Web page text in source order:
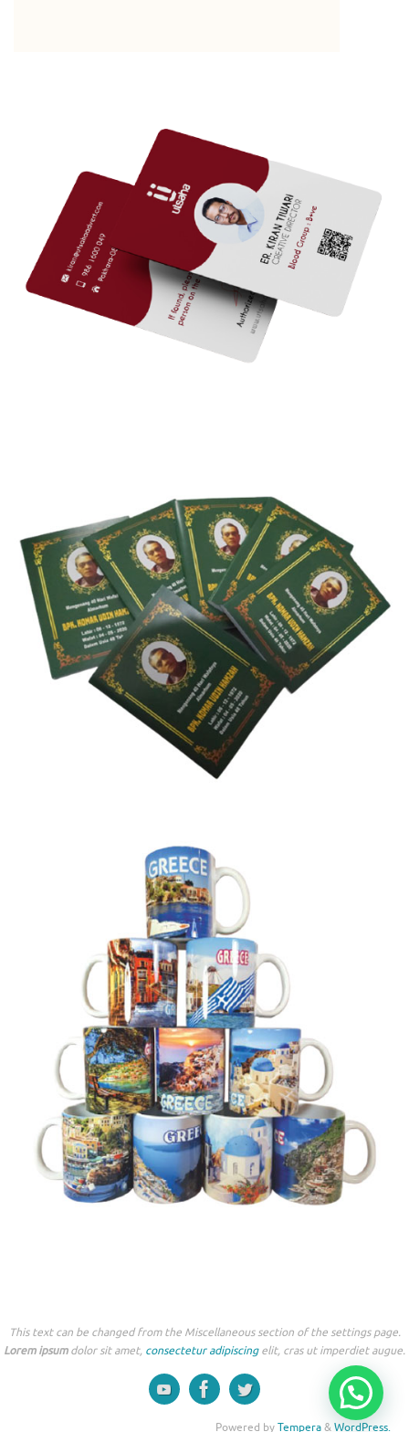
This text can be changed from the Miscellaneous section of the settings page.
Lorem ipsumdolor sit amet, consectetur adipiscingelit, cras ut imperdiet augue.
Powered byTempera&WordPress.